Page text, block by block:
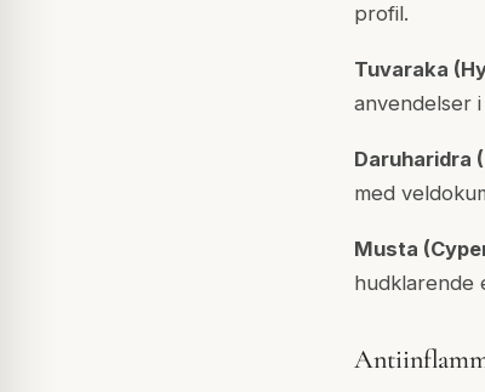
profil.
Tuvaraka
anvendelser
Daruharidra
med
Musta
hudklarende